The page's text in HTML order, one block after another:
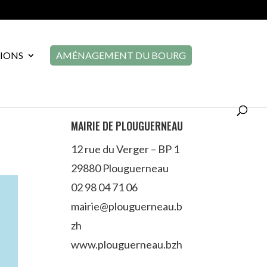
AMÉNAGEMENT DU BOURG
MAIRIE DE PLOUGUERNEAU
12 rue du Verger – BP 1
29880 Plouguerneau
02 98 04 71 06
mairie@plouguerneau.b
zh
www.plouguerneau.bzh